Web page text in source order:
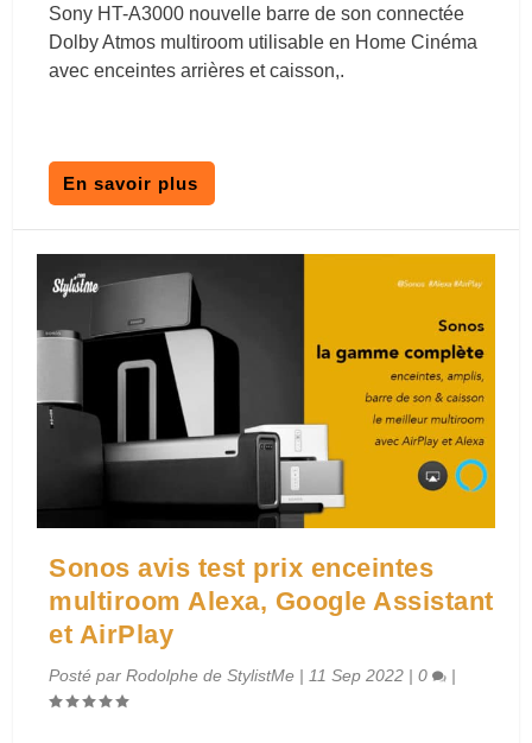
Sony HT-A3000 nouvelle barre de son connectée
Dolby Atmos multiroom utilisable en Home Cinéma
avec enceintes arrières et caisson,.
En savoir plus
Sonos avis test prix enceintes
multiroom Alexa, Google Assistant
et AirPlay
Posté parRodolphe de StylistMe |11 Sep 2022 |0 |